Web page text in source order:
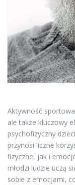
Aktywność
ale także kluczowy
psychofizyczny
przynosi liczne
fizyczne, jak i
młodzi ludzie uczą
sobie z emocjami,